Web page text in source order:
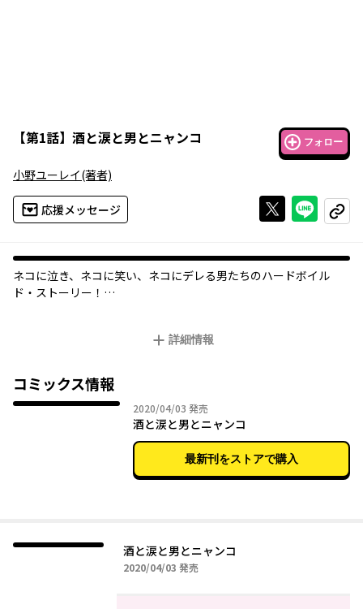
【第1話】 酒と涙と男とニャンコ フォロー
小野ユーレイ(著者)
応援メッセージ Xで投稿する
ライン
コピー
ネコに泣き、ネコに笑い、ネコにデレる男たちのハードボイル
ド・ストーリー！
込んできた頬に傷のある男、飼い主の帰りを待つ猫・ダンディ…
カワイイ猫とワケありな男達が贈るハードボイルド・ストーリ
ー！
詳細情報
コミックス情報
2020/04/03 2020年04月03日
発売
酒と涙と男とニャンコ
最新刊をストアで購入
酒と涙と男とニャンコ
2020/04/03 2020年04月03日
発売